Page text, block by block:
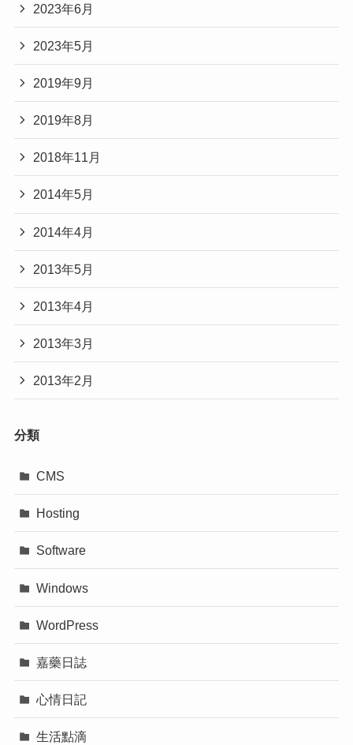
2023年6月
2023年5月
2019年9月
2019年8月
2018年11月
2014年5月
2014年4月
2013年5月
2013年4月
2013年3月
2013年2月
分類
CMS
Hosting
Software
Windows
WordPress
嘉藥日誌
心情日記
生活點滴